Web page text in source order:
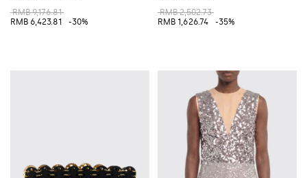
RMB 9,176.81
RMB 6,423.81
-30%
RMB 2,502.73
RMB 1,626.74
-35%